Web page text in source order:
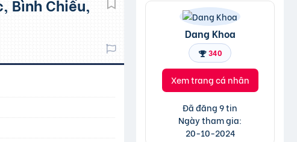
Dang Khoa
340
Xem trang cá nhân
Đã đăng 9 tin
Ngày tham gia:
20-10-2024